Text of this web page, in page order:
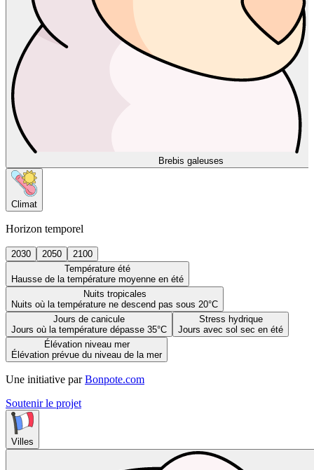
Brebis galeuses
Climat
Horizon temporel
2030 2050
2100
Température été
Hausse de la température moyenne en été
Nuits tropicales
Nuits où la température ne descend pas sous 20°C
Jours de canicule
Jours où la température dépasse 35°C
Stress hydrique
Jours avec sol sec en été
Élévation niveau mer
Élévation prévue du niveau de la mer
Une initiative par Bonpote.com
Soutenir le projet
Villes